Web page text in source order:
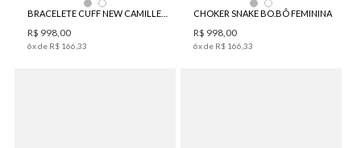
R$ 998,00
6x de R$ 166 33
CHOKER SNAKE BO.BÔ FEMININA
R$ 998,00
6x de R$ 166 33